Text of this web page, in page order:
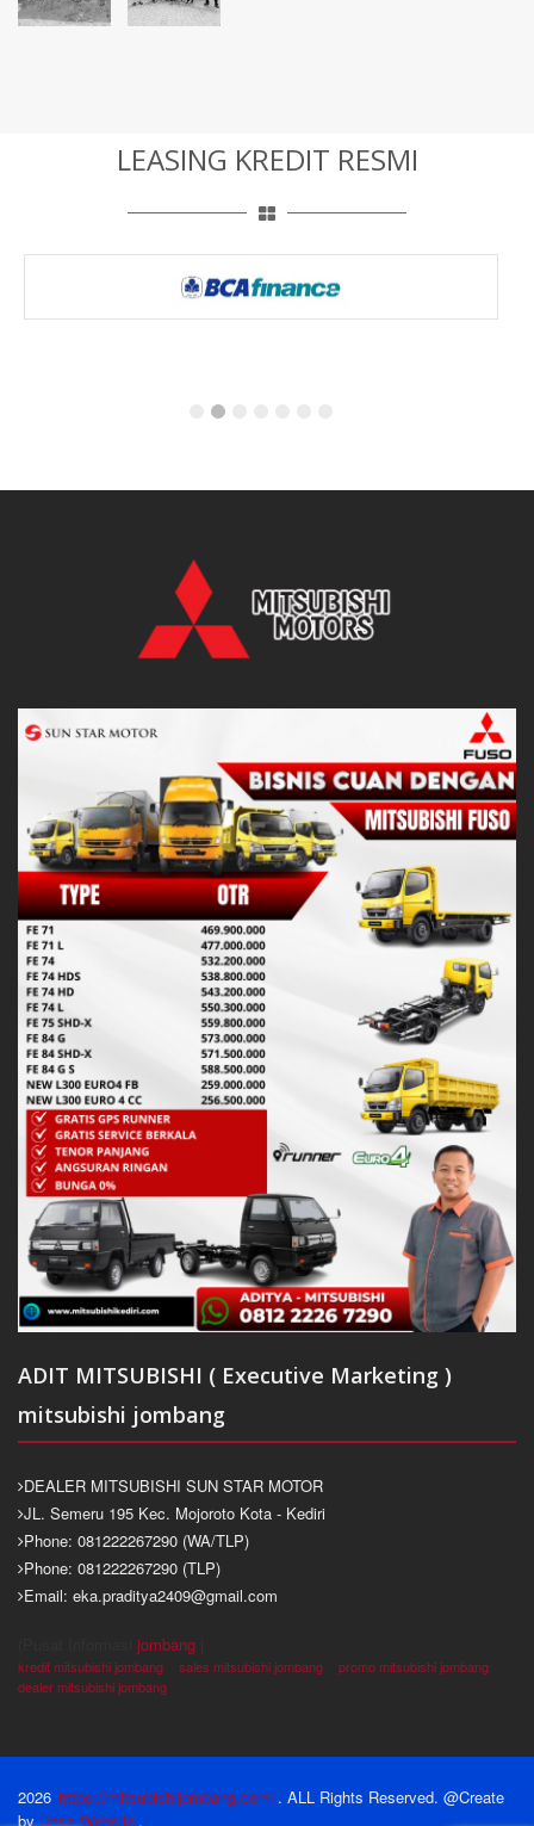
LEASING KREDIT RESMI
ADIT MITSUBISHI ( Executive Marketing )
mitsubishi jombang
DEALER MITSUBISHI SUN STAR MOTOR
JL. Semeru 195 Kec. Mojoroto Kota - Kediri
Phone: 081222267290 (WA/TLP)
Phone: 081222267290 (TLP)
Email: eka.praditya2409@gmail.com
jombang
kredit mitsubishi jombang sales mitsubishi jombang
promo mitsubishi jombang
dealer mitsubishi jombang
2026 https://mitsubishijombang.com/. ALL Rights Reserved. @Create
byJasa Website.